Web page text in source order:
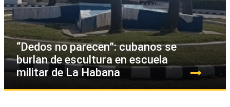
“Dedos no parecen”: cubanos se
burlan de escultura en escuela
militar de La Habana